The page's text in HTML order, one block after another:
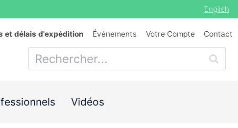
English
et délais d'expédition Événements Votre Compte Contact
Vidéos